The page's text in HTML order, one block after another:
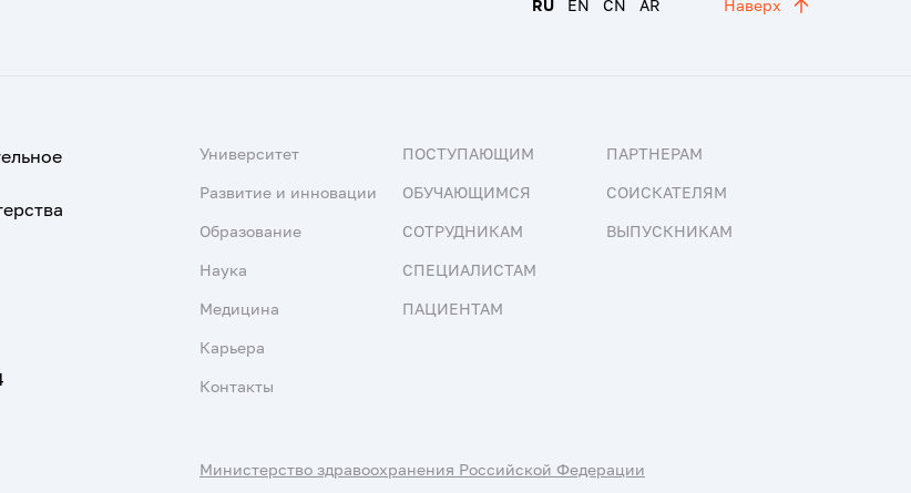
RU EN CN AR Наверх
Университет
Развитие и инновации
Образование
Наука
Медицина
Карьера
Контакты
ПОСТУПАЮЩИМ
ОБУЧАЮЩИМСЯ
СОТРУДНИКАМ
СПЕЦИАЛИСТАМ
ПАЦИЕНТАМ
ПАРТНЕРАМ
СОИСКАТЕЛЯМ
ВЫПУСКНИКАМ
Министерство здравоохранения Российской Федерации